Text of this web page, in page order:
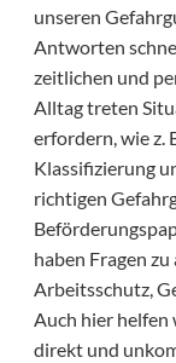
unseren
Antworten
zeitlichen und
Alltag treten
erfordern, wie z.
Klassifizierung
richtigen
haben Fragen
Arbeitsschutz,
Auch hier helfen
direkt und